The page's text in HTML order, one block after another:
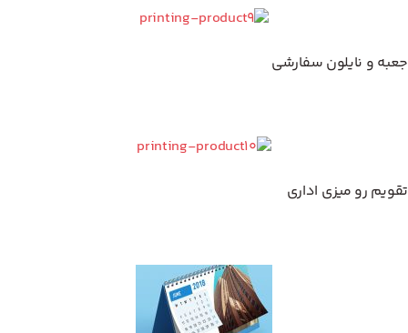
و نایلون سفارشی
رو میزی اداری